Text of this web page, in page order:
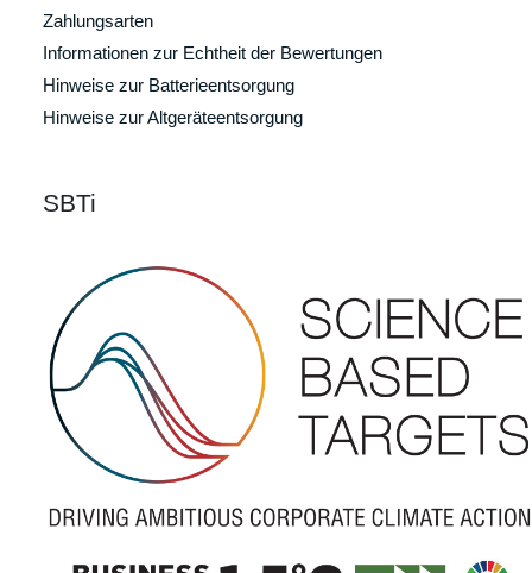
Zahlungsarten
Informationen zur Echtheit der Bewertungen
Hinweise zur Batterieentsorgung
Hinweise zur Altgeräteentsorgung
SBTi